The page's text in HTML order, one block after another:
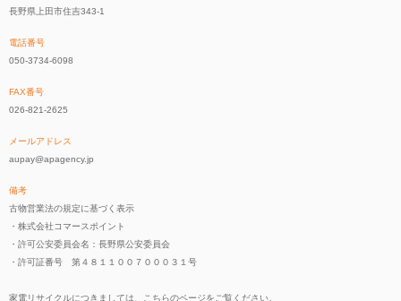
長野県上田市住吉343-1
電話番号
050-3734-6098
FAX番号
026-821-2625
メールアドレス
aupay@apagency.jp
備考
古物営業法の規定に基づく表示
・株式会社コマースポイント
・許可公安委員会名：長野県公安委員会
・許可証番号 第４８１１００７０００３１号
家電リサイクルにつきましては、こちらのページをご覧ください。